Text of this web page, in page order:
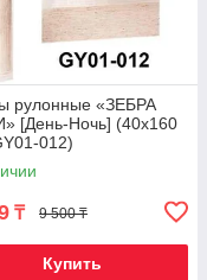
рулонные «ЗЕБРА
[День-Ночь] (40х160
012)
₸ 9 500 ₸
Купить